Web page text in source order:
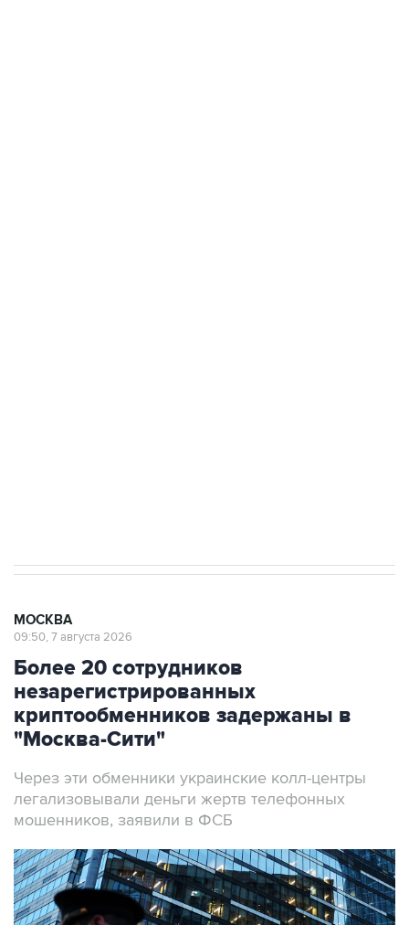
МОСКВА
09:50, 7 августа 2026
Более 20 сотрудников
незарегистрированных
криптообменников задержаны в
"Москва-Сити"
Через эти обменники украинские колл-центры
легализовывали деньги жертв телефонных
мошенников, заявили в ФСБ